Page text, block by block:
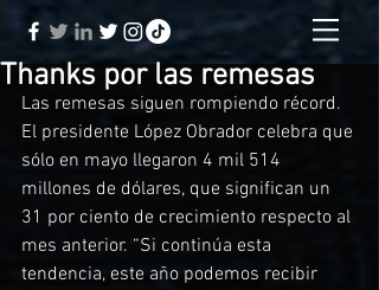
Thanks por las remesas
Las remesas siguen rompiendo récord.
El presidente López Obrador celebra que
sólo en mayo llegaron 4 mil 514
millones de dólares, que significan un
31 por ciento de crecimiento respecto al
mes anterior. “Si continúa esta
tendencia, este año podemos recibir